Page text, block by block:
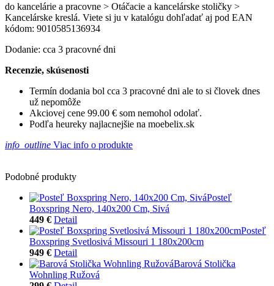
do kancelárie a pracovne > Otáčacie a kancelárske stoličky >
Kancelárske kreslá. Viete si ju v katalógu dohľadať aj pod EAN
kódom: 9010585136934
Dodanie: cca 3 pracovné dni
Recenzie, skúsenosti
Termín dodania bol cca 3 pracovné dni ale to si človek dnes
už nepomôže
Akciovej cene 99.00 € som nemohol odolať.
Podľa heureky najlacnejšie na moebelix.sk
info_outline Viac info o produkte
Podobné produkty
Posteľ
Boxspring Nero, 140x200 Cm, Sivá
449 € Detail
Posteľ
Boxspring Svetlosivá Missouri 1 180x200cm
949 € Detail
Barová Stolička
Wohnling Ružová